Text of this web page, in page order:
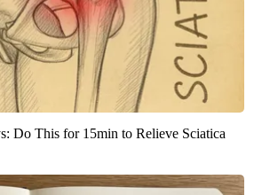
Do This for 15min to Relieve Sciatica